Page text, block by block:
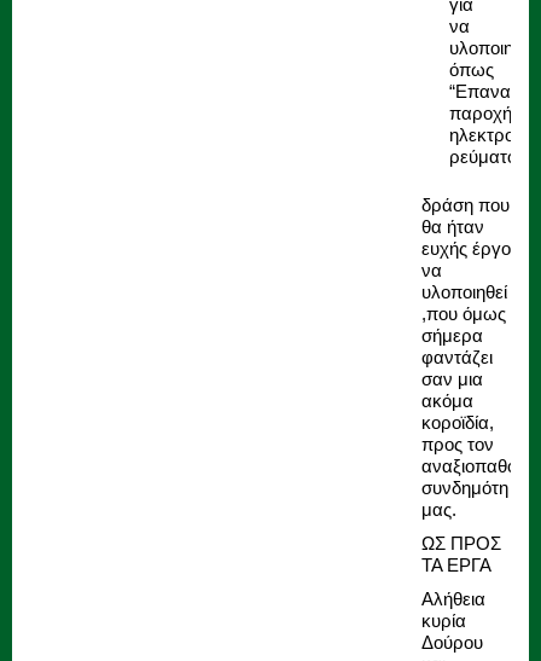
να
όπως
παροχής
ρεύματος”;
δράση που
θα ήταν
ευχής έργο
να
υλοποιηθεί
,που όμως
σήμερα
φαντάζει
σαν μια
ακόμα
κοροϊδία,
προς τον
συνδημότη
μας.
ΩΣ ΠΡΟΣ
ΤΑ ΕΡΓΑ
Αλήθεια
κυρία
Δούρου